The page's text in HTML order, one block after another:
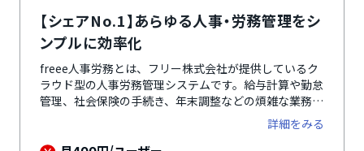
【シェアNo.1】あらゆる人事・労務管理をシ
ンプルに効率化
freee人事労務とは、フリー株式会社が提供しているク
ラウド型の人事労務管理システムです。給与計算や勤怠
管理、社会保険の手続き、年末調整などの煩雑な業務を
一元管理でき、バックオフィス業務の負担を軽減しま
す。2017年には、経済産業省後援の「第2回HRテクノ
詳細をみる